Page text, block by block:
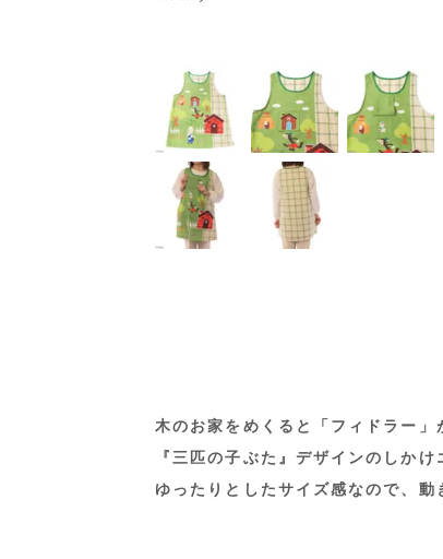
木のお家をめくると「フィドラー」
『三匹の子ぶた』デザインのしかけ
ゆったりとしたサイズ感なので、